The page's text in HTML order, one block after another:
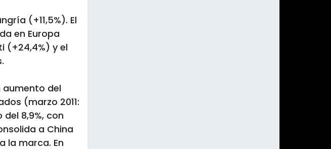
(+11,5%). El
en Europa
(+24,4%) y el
aumento del
(marzo 2011:
8,9%, con
a China
la marca. En